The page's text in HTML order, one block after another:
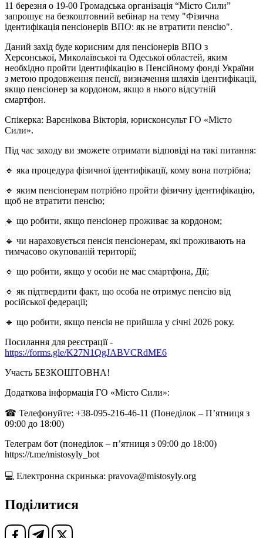
11 березня о 19-00 Громадська організація “Місто Сили”
запрошує на безкоштовний вебінар на тему "Фізична
ідентифікація пенсіонерів ВПО: як не втратити пенсію".
Даний захід буде корисним для пенсіонерів ВПО з
Херсонської, Миколаївської та Одеської областей, яким
необхідно пройти ідентифікацію в Пенсійному фонді України
з метою продовження пенсії, визначення шляхів ідентифікації,
якщо пенсіонер за кордоном, якщо в нього відсутній
смартфон.
Спікерка: Варєнікова Вікторія, юрисконсульт ГО «Місто
Сили».
Під час заходу ви зможете отримати відповіді на такі питання:
🔹 яка процедура фізичної ідентифікації, кому вона потрібна;
🔹 яким пенсіонерам потрібно пройти фізичну ідентифікацію,
щоб не втратити пенсію;
🔹 що робити, якщо пенсіонер проживає за кордоном;
🔹 чи нараховується пенсія пенсіонерам, які проживають на
тимчасово окупованій території;
🔹 що робити, якщо у особи не має смартфона, Дії;
🔹 як підтвердити факт, що особа не отримує пенсію від
російської федерації;
🔹 що робити, якщо пенсія не прийшла у січні 2026 року.
Посилання для реєстрації -
https://forms.gle/K27N1QgJABVCRdME6
Участь БЕЗКОШТОВНА!
Додаткова інформація ГО «Місто Сили»:
☎ Телефонуйте: +38-095-216-46-11 (Понеділок – П’ятниця з
09:00 до 18:00)
Телеграм бот (понеділок – п’ятниця з 09:00 до 18:00)
https://t.me/mistosyly_bot
💻 Електронна скринька: pravova@mistosyly.org
Поділитися